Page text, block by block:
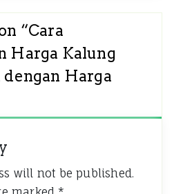
“Cara
Harga Kalung
dengan Harga
will not be published.